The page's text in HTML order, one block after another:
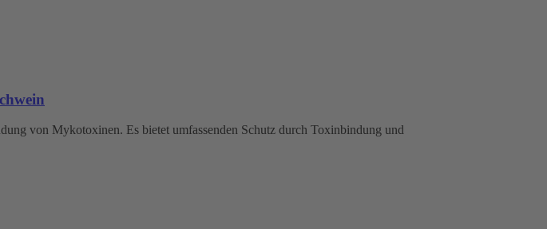
von Mykotoxinen. Es bietet umfassenden Schutz durch Toxinbindung und